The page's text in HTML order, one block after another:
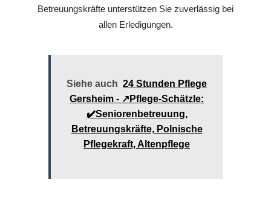
Betreuungskräfte unterstützen Sie zuverlässig bei
allen Erledigungen.
Siehe auch 24 Stunden Pflege
Gersheim - ↗️Pflege-Schätzle:
✔️Seniorenbetreuung,
Betreuungskräfte, Polnische
Pflegekraft, Altenpflege